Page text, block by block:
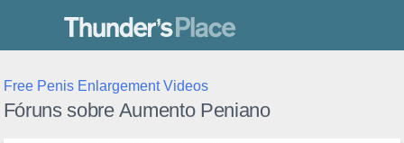
Thunder's Place
Free Penis Enlargement Videos
Fóruns sobre Aumento Peniano